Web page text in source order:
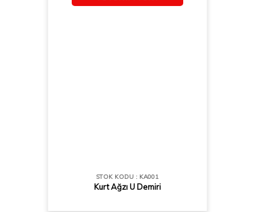
STOK KODU : KA001
Kurt Ağzı U Demiri